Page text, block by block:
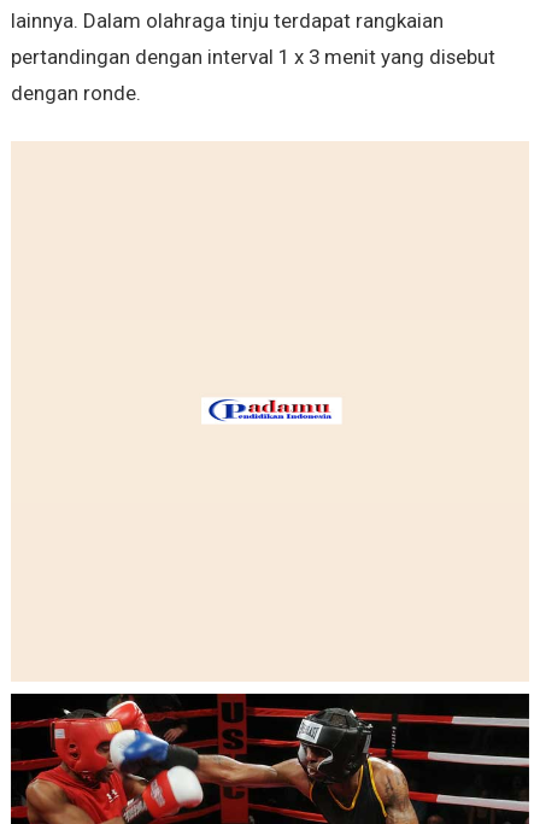
lainnya. Dalam olahraga tinju terdapat rangkaian
pertandingan dengan interval 1 x 3 menit yang disebut
dengan ronde.